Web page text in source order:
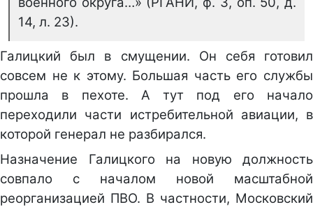
14, л. 23).
Галицкий был в смущении. Он себя готовил
совсем не к этому. Большая часть его службы
прошла в пехоте. А тут под его начало
переходили части истребительной авиации, в
которой генерал не разбирался.
Назначение Галицкого на новую должность
совпало с началом новой масштабной
реорганизацией ПВО. В частности, Московский